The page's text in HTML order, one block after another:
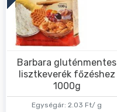
Egységár: 2.03 Ft/ g
Barbara gluténmentes
lisztkeverék főzéshez
1000g